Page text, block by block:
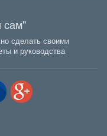
сам"
сделать своими
и руководства